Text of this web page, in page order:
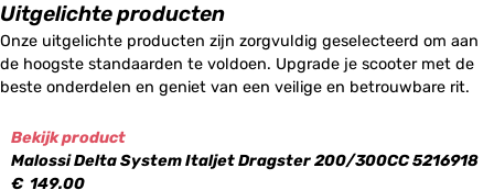
Uitgelichte producten
Onze uitgelichte producten zijn zorgvuldig geselecteerd om aan
de hoogste standaarden te voldoen. Upgrade je scooter met de
beste onderdelen en geniet van een veilige en betrouwbare rit.
Bekijk product
Malossi Delta System Italjet Dragster 200/300CC 5216918
€ 149.00